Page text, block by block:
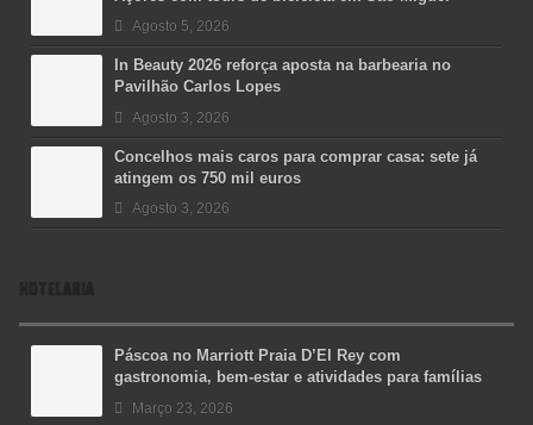
Agosto 5, 2026
In Beauty 2026 reforça aposta na barbearia no
Pavilhão Carlos Lopes
Agosto 3, 2026
Concelhos mais caros para comprar casa: sete já
atingem os 750 mil euros
Agosto 3, 2026
HOTELARIA
Páscoa no Marriott Praia D’El Rey com
gastronomia, bem-estar e atividades para famílias
Março 23, 2026